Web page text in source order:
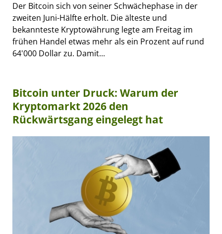
Der Bitcoin sich von seiner Schwächephase in der
zweiten Juni-Hälfte erholt. Die älteste und
bekannteste Kryptowährung legte am Freitag im
frühen Handel etwas mehr als ein Prozent auf rund
64'000 Dollar zu. Damit...
Bitcoin unter Druck: Warum der
Kryptomarkt 2026 den
Rückwärtsgang eingelegt hat